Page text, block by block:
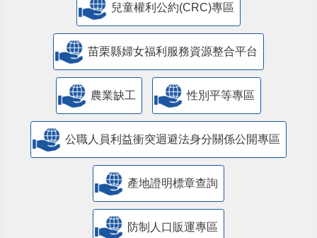
兒童權利公約(CRC)專區
苗栗縣婦女福利服務資源整合平台
農業缺工 性別平等專區
公職人員利益衝突迴避法身分關係公開專區
產地證明標章查詢
防制人口販運專區